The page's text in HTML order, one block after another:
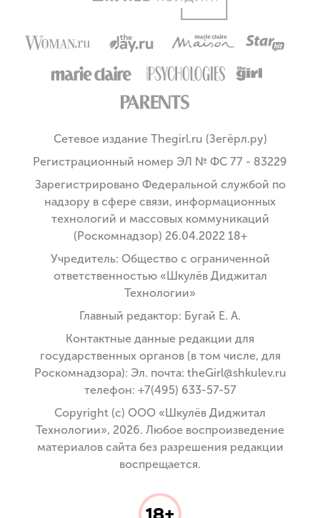
Сетевое издание Thegirl.ru (Зегёрл.ру)
Регистрационный номер ЭЛ № ФС 77 - 83229
Зарегистрировано Федеральной службой по
надзору в сфере связи, информационных
технологий и массовых коммуникаций
(Роскомнадзор) 26.04.2022 18+
Учредитель: Общество с ограниченной
ответственностью «Шкулёв Диджитал
Технологии»
Главный редактор: Бугай Е. А.
Контактные данные редакции для
государственных органов (в том числе, для
Роскомнадзора): Эл. почта: theGirl@shkulev.ru
телефон: +7(495) 633-57-57
Copyright (с) ООО «Шкулёв Диджитал
Технологии», 2026. Любое воспроизведение
материалов сайта без разрешения редакции
воспрещается.